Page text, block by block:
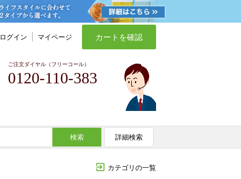
ログイン マイページ カートを確認
ご注文ダイヤル（フリーコール）
0120-110-383
検索 詳細検索
カテゴリの一覧